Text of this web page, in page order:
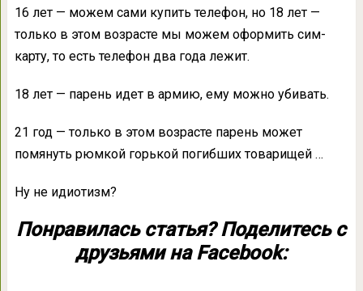
16 лет — можем сами купить телефон, но 18 лет —
только в этом возрасте мы можем оформить сим-
карту, то есть телефон два года лежит.
18 лет — парень идет в армию, ему можно убивать.
21 год — только в этом возрасте парень может
помянуть рюмкой горькой погибших товарищей …
Ну не идиотизм?
Понравилась статья? Поделитесь с
друзьями на Facebook: